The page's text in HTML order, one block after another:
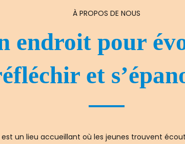
À PROPOS DE NOUS
endroit pour
et
est un lieu accueillant où les jeunes trouvent